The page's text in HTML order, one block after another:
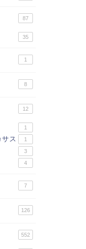
87
35
1
8
12
1
ス 1
3
4
7
126
552